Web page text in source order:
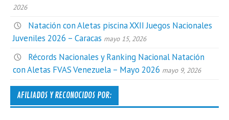
2026
Natación con Aletas piscina XXII Juegos Nacionales
Juveniles 2026 – Caracas mayo 15, 2026
Récords Nacionales y Ranking Nacional Natación
con Aletas FVAS Venezuela – Mayo 2026 mayo 9, 2026
AFILIADOS Y RECONOCIDOS POR: